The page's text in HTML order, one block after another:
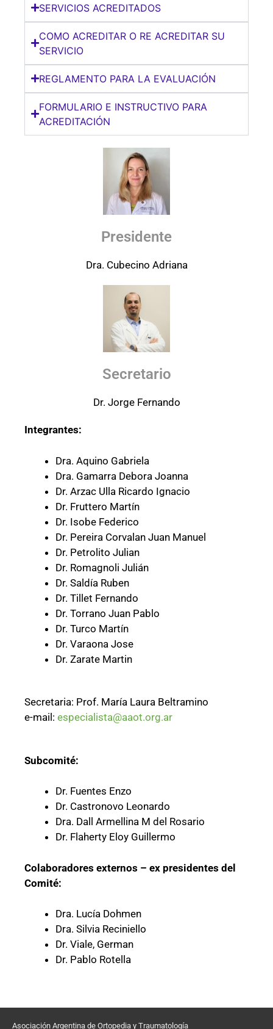
SERVICIOS ACREDITADOS
COMO ACREDITAR O RE ACREDITAR SU
SERVICIO
REGLAMENTO PARA LA EVALUACIÓN
FORMULARIO E INSTRUCTIVO PARA
ACREDITACIÓN
Presidente
Dra. Cubecino Adriana
Secretario
Dr. Jorge Fernando
Integrantes:
Dra. Aquino Gabriela
Dra. Gamarra Debora Joanna
Dr. Arzac Ulla Ricardo Ignacio
Dr. Fruttero Martín
Dr. Isobe Federico
Dr. Pereira Corvalan Juan Manuel
Dr. Petrolito Julian
Dr. Romagnoli Julián
Dr. Saldía Ruben
Dr. Tillet Fernando
Dr. Torrano Juan Pablo
Dr. Turco Martín
Dr. Varaona Jose
Dr. Zarate Martin
Secretaria: Prof. María Laura Beltramino
e-mail: especialista@aaot.org.ar
Subcomité:
Dr. Fuentes Enzo
Dr. Castronovo Leonardo
Dra. Dall Armellina M del Rosario
Dr. Flaherty Eloy Guillermo
Colaboradores externos – ex presidentes del
Comité:
Dra. Lucía Dohmen
Dra. Silvia Reciniello
Dr. Viale, German
Dr. Pablo Rotella
Asociación Argentina de Ortopedia y Traumatología